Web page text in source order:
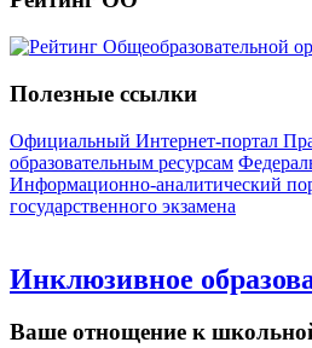
Полезные ссылки
Официальный Интернет-портал
образовательным ресурсам
Информационно-аналитический
государственного экзамена
Инклюзивное
Ваше отнощение к